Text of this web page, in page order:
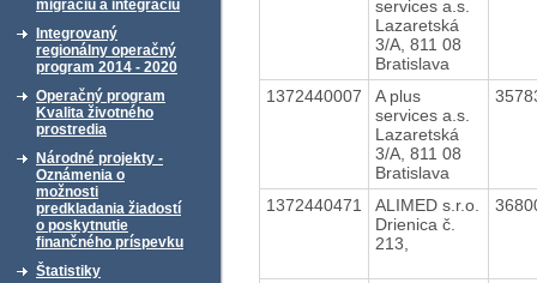
migráciu a integráciu
Integrovaný
regionálny operačný
program 2014 - 2020
Operačný program
Kvalita životného
prostredia
Národné projekty -
Oznámenia o
možnosti
predkladania žiadostí
o poskytnutie
finančného príspevku
Štatistiky
services a.s.
Lazaretská
3/A, 811 08
Bratislava
1372440007
A plus
services a.s.
Lazaretská
3/A, 811 08
Bratislava
1372440471
ALIMED s.r.o.
Drienica č.
213,